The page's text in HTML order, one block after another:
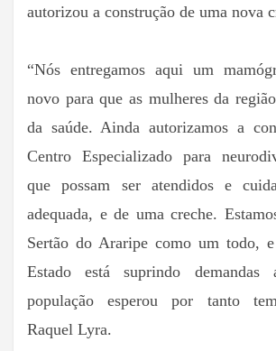
autorizou a construção de uma nova
“Nós entregamos aqui um
novo para que as mulheres da
da saúde. Ainda autorizamos a
Centro Especializado para
que possam ser atendidos e
adequada, e de uma creche.
Sertão do Araripe como um todo,
Estado está suprindo demandas
população esperou por tanto
Raquel Lyra.